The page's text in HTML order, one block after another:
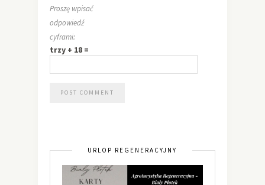
Proszę wpisać
odpowiedź
cyframi:
trzy + 18 =
URLOP REGENERACYJNY